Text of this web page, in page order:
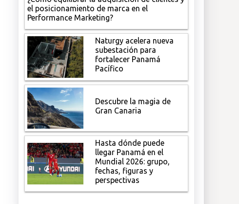
el posicionamiento de marca en el
Performance Marketing?
Naturgy acelera nueva
subestación para
fortalecer Panamá
Pacífico
Descubre la magia de
Gran Canaria
Hasta dónde puede
llegar Panamá en el
Mundial 2026: grupo,
fechas, figuras y
perspectivas